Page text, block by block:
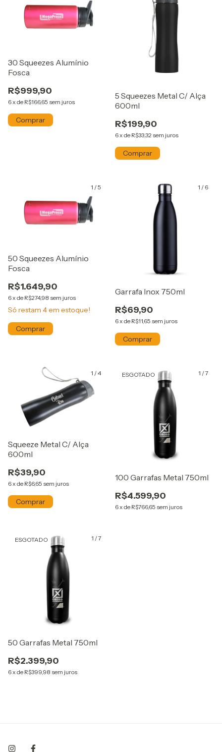
30 Squeezes Alumínio
Fosca
R$999,90
6x de R$166,65 sem juros
5 Squeezes Metal C/ Alça
600ml
R$199,90
6x de R$33,32 sem juros
1 /5
50 Squeezes Alumínio
Fosca
R$1.649,90
6x de R$274,98 sem juros
Só restam 4em estoque!
1 / 6
Garrafa Inox 750ml
R$69,90
6x de R$11,65 sem juros
1 /4
Squeeze Metal C/ Alça
600ml
R$39,90
6x de R$6,65 sem juros
1 /7
ESGOTADO
100 Garrafas Metal 750ml
R$4.599,90
6x de R$766,65 sem juros
1 /7
ESGOTADO
50 Garrafas Metal 750ml
R$2.399,90
6x de R$399,98 sem juros